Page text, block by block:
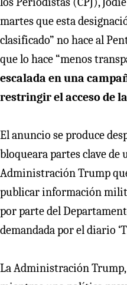
martes que esta
clasificado” no hace al
que lo hace “menos
escalada en una
restringir el acceso de
El anuncio se produce
bloqueara partes clave de
Administración Trump
publicar información
por parte del
demandada por el diario
La Administración